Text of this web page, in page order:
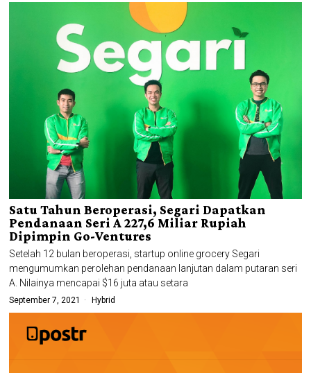
Satu Tahun Beroperasi, Segari Dapatkan
Pendanaan Seri A 227,6 Miliar Rupiah
Dipimpin Go-Ventures
Setelah 12 bulan beroperasi, startup online grocery Segari
mengumumkan perolehan pendanaan lanjutan dalam putaran seri
A. Nilainya mencapai $16 juta atau setara
September 7, 2021 Hybrid